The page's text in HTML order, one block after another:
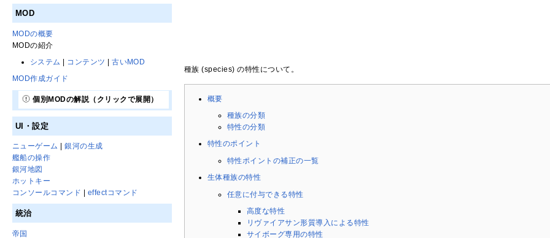
種族 (species) の特性について。
概要
種族の分類
特性の分類
特性のポイント
特性ポイントの補正の一覧
生体種族の特性
任意に付与できる特性
高度な特性
リヴァイアサン形質導入による特性
サイボーグ専用の特性
MOD
MODの概要
MODの紹介
システム
コンテンツ |古いMOD
MOD作成ガイド
個別MODの解説（クリックで展開）
UI・設定
ニューゲーム |銀河の生成
艦船の操作
銀河地図
ホットキー
コンソールコマンド
effectコマンド
統治
帝国